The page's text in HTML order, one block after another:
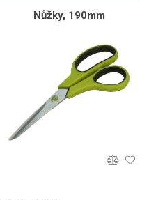
Nůžky, 190mm